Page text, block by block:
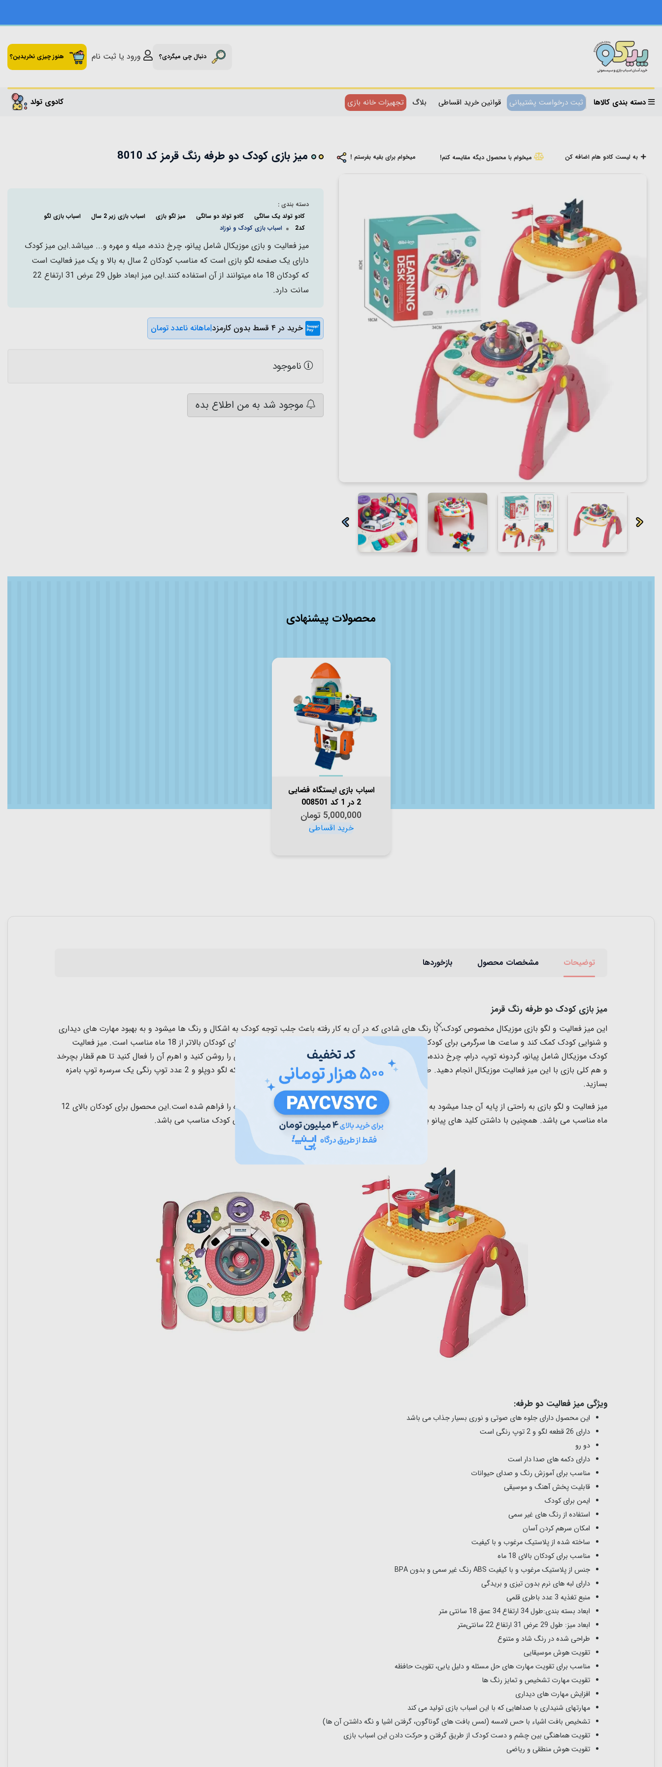
دنبال چی میگردی؟ ورود یا ثبت نام هنوز چیزی نخریدین؟
دسته بندی کالاها ثبت درخواست پشتیبانی قوانین خرید اقساطی بلاگ تجهیزات خانه بازی کادوی تولد
به لیست کادو هام اضافه کن میخوام با محصول دیگه مقایسه کنم! میخوام برای بقیه بفرستم ! میز بازی کودک دو طرفه رنگ قرمز کد 8010
دسته بندی :
کادو تولد یک سالگی
کادو تولد دو سالگی میز لگو بازی اسباب بازی زیر 2 سال
اسباب بازی لگو
کد2
اسباب بازی کودک و نوزاد
میز فعالیت و بازی موزیکال شامل پیانو، چرخ دنده، میله و مهره و... میباشد.این میز کودک
دارای یک صفحه لگو بازی است که مناسب کودکان 2 سال به بالا و یک میز فعالیت است
که کودکان 18 ماه میتوانند از آن استفاده کنند.این میز ابعاد طول 29 عرض 31 ارتفاع 22
سانت دارد.
خرید در ۴ قسط بدون کارمزد |ماهانه ناعدد تومان
ناموجود
موجود شد به من اطلاع بده
محصولات پیشنهادی
اسباب بازی ایستگاه فضایی
2 در 1 کد 008501
5,000,000 تومان
توضیحات مشخصات محصول بازخوردها
میز بازی کودک دو طرفه رنگ قرمز
این میز فعالیت و لگو بازی موزیکال مخصوص کودک، با رنگ های شادی که در آن به کار رفته باعث جلب توجه کودک به اشکال و رنگ ها میشود و به بهبود مهارت های دیداری
و شنوایی کودک کمک کند و ساعت ها سرگرمی برای کودک به همراه می آورد.
این اسباب بازی از سمت میز فعالیتش برای کودکان بالاتر از 18 ماه مناسب است.
میز فعالیت
کودک موزیکال شامل پیانو، گردونه توپ، درام، چرخ دنده، قطار، فرمان ماشین، جغجغه چرخان و ساعت است. میز بازی را روشن کنید و اهرم آن را فعال کنید تا هم قطار بچرخد
و هم کلی بازی با این میز فعالیت موزیکال انجام دهید. طرف دیگر این میز فعالیت صفحه لگو است که میتوان با 26 تکه لگو دوپلو و 2 عدد توپ رنگی یک سرسره توپ بامزه
بسازید.
میز فعالیت و لگو بازی به راحتی از پایه آن جدا میشود به همین دلیل امکان بازی کردن کودک بصورت نشسته و ایستاده را فراهم شده است.این محصول برای کودکان بالای 12
ماه مناسب می باشد. همچنین با داشتن کلید های پیانو برای آموزش اولیه موسیقی و تربیت شنوایی و هوش موسیقایی کودک مناسب می باشد.
ویژگی میز فعالیت دو طرفه:
این محصول دارای جلوه های صوتی و نوری بسیار جذاب می باشد
دارای 26 قطعه لگو و 2 توپ رنگی است
دو رو
دارای دکمه های صدا دار است
مناسب برای آموزش رنگ و صدای حیوانات
قابلیت پخش آهنگ و موسیقی
ایمن برای کودک
استفاده از رنگ های غیر سمی
امکان سرهم کردن آسان
ساخته شده از پلاستیک مرغوب و با کیفیت
مناسب برای کودکان بالای 18 ماه
جنس از پلاستیک مرغوب و با کیفیت ABS رنگ غیر سمی و بدون BPA
دارای لبه های نرم بدون تیزی و بریدگی
منبع تغذیه 3 عدد باطری قلمی
ابعاد بسته بندی:طول 34 ارتفاع 34 عمق 18 سانتی متر
ابعاد میز: طول 29 عرض 31 ارتفاع 22 سانتی‌متر
طراحی شده در رنگ شاد و متنوع
تقویت هوش موسیقایی
مناسب برای تقویت مهارت های حل مسئله و دلیل یابی، تقویت حافظه
تقویت مهارت تشخیص و تمایز رنگ ها
افزایش مهارت های دیداری
مهارتهای شنیداری با صداهایی که با این اسباب بازی تولید می کند
تشخیص بافت اشیاء با حس لامسه (لمس بافت های گوناگون، گرفتن اشیا و نگه داشتن آن ها)
تقویت هماهنگی بین چشم و دست کودک از طریق گرفتن و حرکت دادن این اسباب بازی
تقویت هوش منطقی و ریاضی